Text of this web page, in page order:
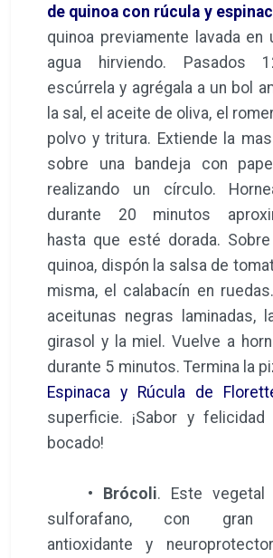
de quinoa con rúcula y
quinoa previamente lavada en
agua hirviendo. Pasados
escúrrela y agrégala a un bol
la sal, el aceite de oliva, el
polvo y tritura. Extiende la
sobre una bandeja con
realizando un círculo.
durante 20 minutos
hasta que esté dorada.
quinoa, dispón la salsa de
misma, el calabacín en
aceitunas negras laminadas,
girasol y la miel. Vuelve a
durante 5 minutos. Termina la
Espinaca y Rúcula de
superficie. ¡Sabor y
bocado!
• Brócoli. Este
sulforafano, con gran
antioxidante y